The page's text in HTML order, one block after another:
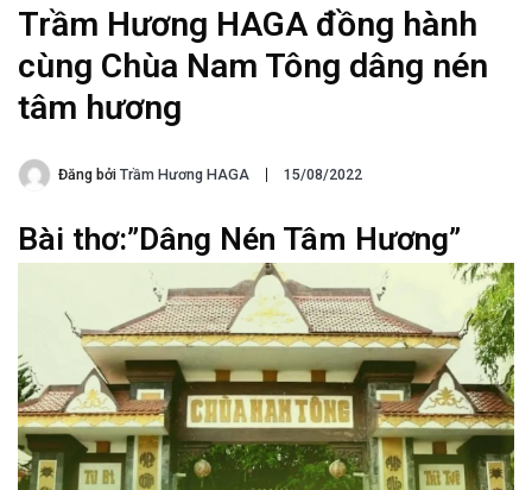
Trầm Hương HAGA đồng hành
cùng Chùa Nam Tông dâng nén
tâm hương
Đăng bởi Trầm Hương HAGA 15/08/2022
Bài thơ:”Dâng Nén Tâm Hương”